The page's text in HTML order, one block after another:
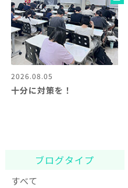
2026.08.05
十分に対策を！
ブログタイプ
すべて